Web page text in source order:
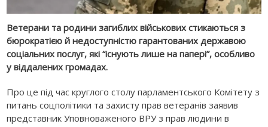
Ветерани та родини загиблих військових стикаються з
бюрократією й недоступністю гарантованих державою
соціальних послуг, які “існують лише на папері”, особливо
у віддалених громадах.
Про це під час круглого столу парламентського Комітету з
питань соцполітики та захисту прав ветеранів заявив
представник Уповноваженого ВРУ з прав людини в